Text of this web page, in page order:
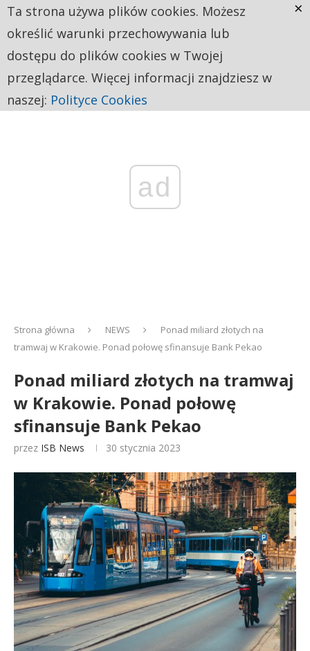
ad
Strona główna NEWS
Ponad miliard złotych na
tramwaj w Krakowie. Ponad połowę sfinansuje Bank Pekao
Ponad miliard złotych na tramwaj
w Krakowie. Ponad połowę
sfinansuje Bank Pekao
przez ISB News 30 stycznia 2023
Ta strona używa plików cookies. Możesz
określić warunki przechowywania lub
dostępu do plików cookies w Twojej
przeglądarce. Więcej informacji znajdziesz w
naszej: Polityce Cookies
×